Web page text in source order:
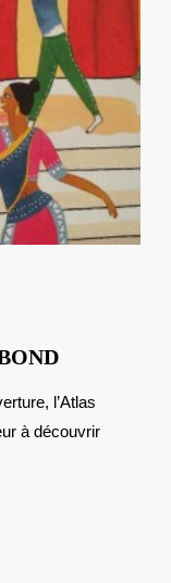
MONDE
L’ATLAS
à découvrir